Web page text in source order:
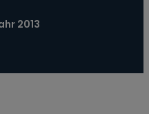
2013